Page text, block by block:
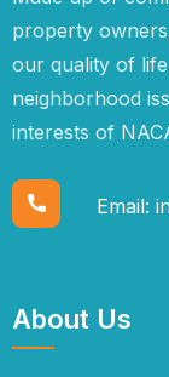
property
our quality of
neighborhood
interests of
Email:
About Us